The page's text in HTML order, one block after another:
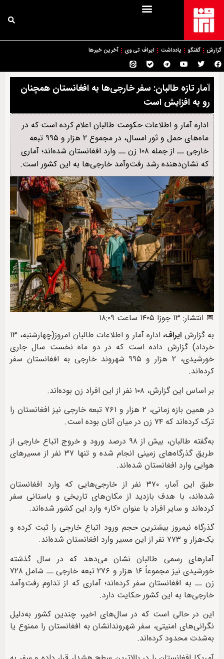
گزارش گفتگو یادداشت ایراف تی وی آخرین خبرها
آمار تازه طالبان: سفر خارجی‌ها به افغانستان همچنان
رو به افزایش است
اداره آمار و اطلاعات حکومت طالبان اعلام کرده است که در
ماه‌های حمل و ثور امسال، در مجموع ۲ هزار و ۹۹۵ تبعه
خارجی ــ از جمله ۱۰۸ زن ــ وارد افغانستان شده‌اند؛ آماری
که نشان‌دهنده رشد رفت‌وآمد خارجی‌ها به این کشور است.
📅 انتشار: ۱۳ جوزا ۱۴۰۵ ساعت ۱۸:۰۹
به گزارش ایراف،
اداره آمار و اطلاعات طالبان امروز(چهارشنبه، ۱۳
خرداد) گزارش داده است که در دو ماه نخست سال جاری
خورشیدی، ۲ هزار و ۹۹۵ شهروند خارجی به افغانستان سفر
کرده‌اند.
بر اساس این گزارش، ۱۰۸ نفر از این افراد زن بوده‌اند.
در همین بازه زمانی، ۲ هزار و ۷۶۱ تبعه خارجی نیز افغانستان را
ترک کرده‌اند که ۷۴ زن در میان آنان بوده است.
به‌گفته طالبان، بیش از ۹۸ درصد ورود و خروج اتباع خارجی از
طریق گذرگاه‌های زمینی انجام شده و تنها ۳۷ نفر از مسیرهای
هوایی وارد افغانستان شده‌اند.
طبق این آمار، ۳۷۰ نفر از خارجی‌هایی که وارد افغانستان
شده‌اند، با هدف بازدید از مکان‌های تاریخی و باستانی سفر
کرده‌اند و سایر افراد با عنوان «کار» وارد این کشور شده‌اند.
گذرگاه نیمروز بیشترین حجم ورود اتباع خارجی را ثبت کرده و
یک‌هزار و ۷۷۳ نفر از این مسیر وارد افغانستان شده‌اند.
آمارهای رسمی طالبان نشان می‌دهد که در سال گذشته
خورشیدی نیز مجموعاً ۱۶ هزار و ۲۷۶ تبعه خارجی ــ شامل ۷۲۸
زن ــ به افغانستان سفر کرده‌اند؛ آماری که از تداوم رفت‌وآمد
خارجی‌ها به این کشور حکایت دارد.
این در حالی است که در سال‌های اخیر، چندین کشور به‌دلیل
نگرانی‌های امنیتی، سفر شهروندانشان به افغانستان را ممنوع یا
به‌شدت محدود کرده‌اند.